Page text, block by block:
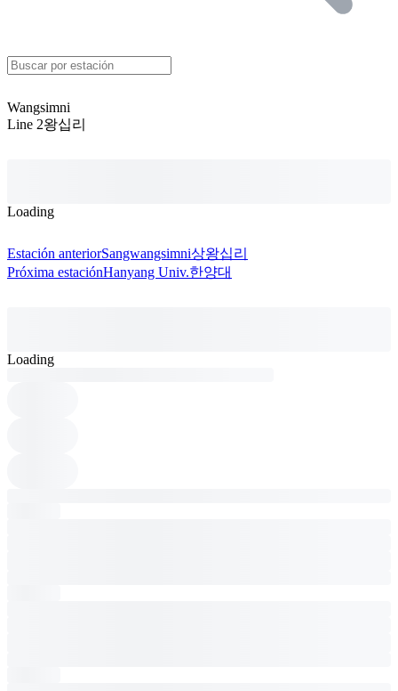
Wangsimni
Line 2왕십리
Loading
Estación anteriorSangwangsimni상왕십리
Próxima estaciónHanyang Univ.한양대
Loading